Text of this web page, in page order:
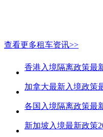
查看更多租车资讯>>
香港入境隔离政策最
加拿大最新入境政策
各国入境隔离政策最
新加坡入境最新政策